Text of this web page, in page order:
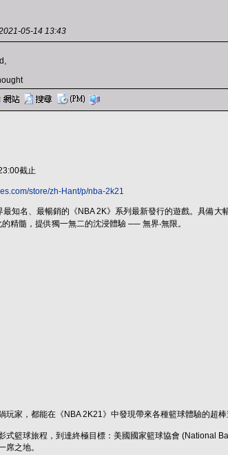
05-14 13:43
截止
store/zh-Hant/p/nba-2k21
最知名、最暢銷的《NBA 2K》系列最新發行的遊戲。具備
精髓，提供獨一無二的沈浸體驗 ── 無界‧無限。
玩家，都能在《NBA 2K21》中發現帶來各種籃球體驗的超棒
式籃球旅程，到達終極目標：美國國家籃球協會 (National
席之地。